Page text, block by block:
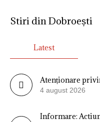
Stiri din Dobroești
Latest
Atenționare
4 august 2026
Informare: